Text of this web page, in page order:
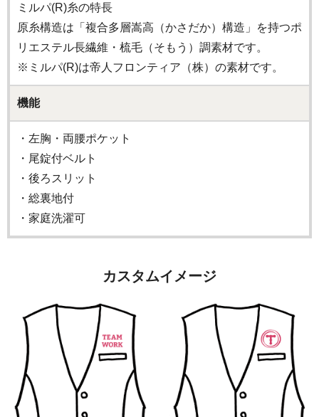
ミルパ(R)糸の特長
原糸構造は「複合多層嵩高（かさだか）構造」を持つポ
リエステル長繊維・梳毛（そもう）調素材です。
※ミルパ(R)は帝人フロンティア（株）の素材です。
機能
・左胸・両腰ポケット
・尾錠付ベルト
・後ろスリット
・総裏地付
・家庭洗濯可
カスタムイメージ